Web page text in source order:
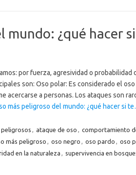
mundo: ¿qué hacer
por fuerza, agresividad o probabilidad
son: Oso polar: Es considerado el
acercarse a personas. Los ataques son
más peligroso del mundo: ¿qué hacer si
peligrosos , ataque de oso , comportamiento
más peligroso , oso negro , oso pardo , oso
en la naturaleza , supervivencia en